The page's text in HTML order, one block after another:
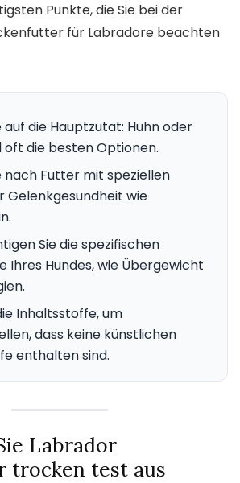
Punkte, die Sie bei der
für Labradore beachten
auf die Hauptzutat: Huhn oder
oft die besten Optionen.
nach Futter mit speziellen
Gelenkgesundheit wie
Sie die spezifischen
Ihres Hundes, wie Übergewicht
Inhaltsstoffe, um
dass keine künstlichen
enthalten sind.
Labrador
trocken test aus